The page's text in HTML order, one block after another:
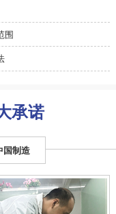
围
承诺
国制造